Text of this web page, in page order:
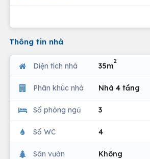
Thông tin nhà
Diện tích nhà 35m
2
Phân khúc nhà Nhà 4 tầng
Số phòng ngủ 3
Số WC 4
Sân vườn Không